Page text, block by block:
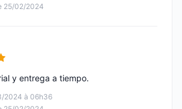
25/02/2024
2024 à 06h36
y entrega a tiempo.